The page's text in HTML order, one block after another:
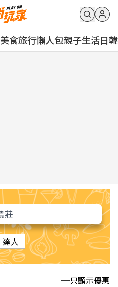
美食旅行懶人包親子生活日韓
達人
只顯示優惠